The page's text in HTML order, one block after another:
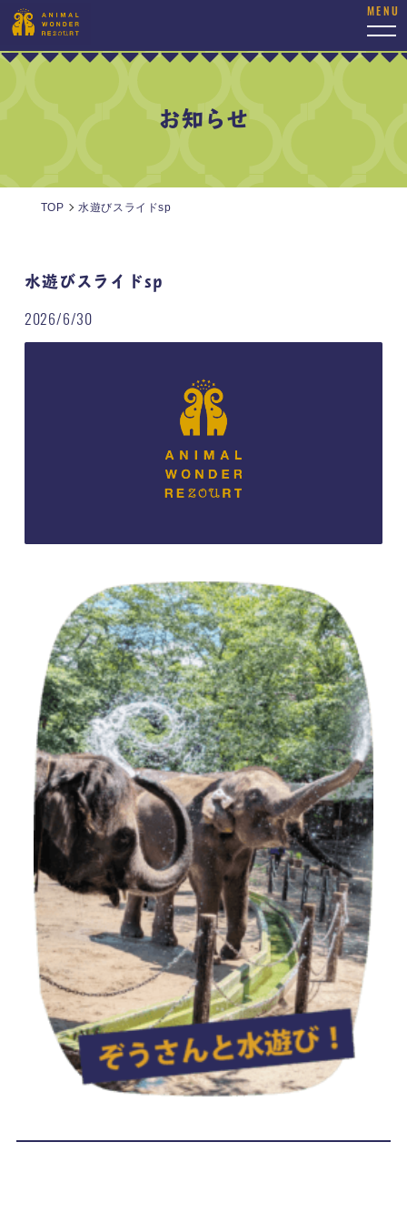
お知らせ
TOP 水遊びスライドsp
水遊びスライドsp
2026/6/30